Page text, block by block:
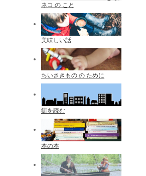
ネコ の こと
美味しい話
ちいさきもの の ために
街を読む
本の本